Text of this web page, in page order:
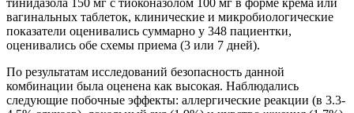
тинидазола 150 мг с тиоконазолом 100 мг в форме крема или
вагинальных таблеток, клинические и микробиологические
показатели оценивались суммарно у 348 пациентки,
оценивались обе схемы приема (3 или 7 дней).
По результатам исследований безопасность данной
комбинации была оценена как высокая. Наблюдались
следующие побочные эффекты: аллергические реакции (в 3.3-